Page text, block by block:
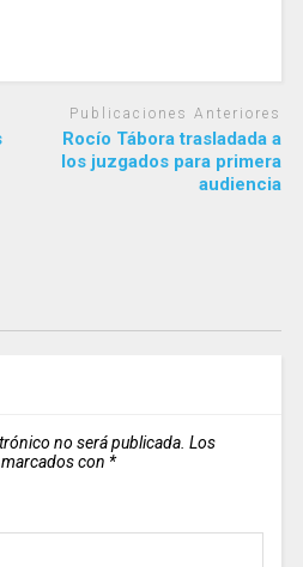
Publicaciones Anteriores
Rocío Tábora trasladada a
los juzgados para primera
audiencia
no será publicada. Los
con *